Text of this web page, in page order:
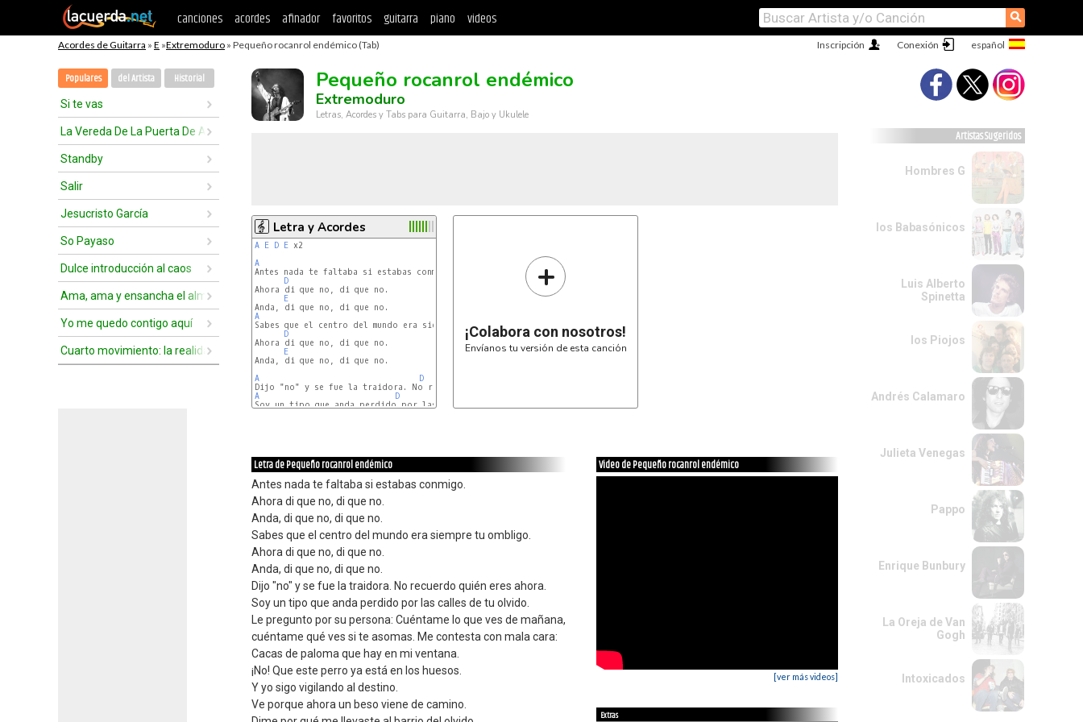
canciones acordes afinador favoritos guitarra piano videos ⚲
Acordes de Guitarra » E »Extremoduro » Pequeño rocanrol endémico (Tab) Conexión
Inscripción
Populares del Artista Historial
Si te vas
La Vereda De La Puerta De Atrás
Standby
Salir
Jesucristo García
So Payaso
Dulce introducción al caos
Ama, ama y ensancha el alma
Yo me quedo contigo aquí
Cuarto movimiento: la realidad
Pequeño rocanrol endémico
Extremoduro
Letras, Acordes y Tabs para Guitarra, Bajo y Ukulele
Letra y Acordes
A E D E x2
A
Antes nada te faltaba si estabas conmigo.
D
Ahora di que no, di que no.
E
A
Sabes que el centro del mundo era siempre tu ombligo.
D
Ahora di que no, di que no.
E
Anda, di que no, di que no.
A
D
A
D
+
¡Colabora con nosotros!
Envíanos tu versión de esta canción
Letra de Pequeño rocanrol endémico
Antes nada te faltaba si estabas conmigo.
Ahora di que no, di que no.
Anda, di que no, di que no.
Sabes que el centro del mundo era siempre tu ombligo.
Ahora di que no, di que no.
Anda, di que no, di que no.
Dijo "no" y se fue la traidora. No recuerdo quién eres ahora.
Soy un tipo que anda perdido por las calles de tu olvido.
Le pregunto por su persona: Cuéntame lo que ves de mañana,
cuéntame qué ves si te asomas. Me contesta con mala cara:
Cacas de paloma que hay en mi ventana.
¡No! Que este perro ya está en los huesos.
Y yo sigo vigilando al destino.
Ve porque ahora un beso viene de camino.
Video de Pequeño rocanrol endémico
[ver más videos]
Extras
Artistas Sugeridos
Hombres G
los Babasónicos
Luis Alberto
Spinetta
los Piojos
Andrés Calamaro
Julieta Venegas
Pappo
Enrique Bunbury
La Oreja de Van
Gogh
Intoxicados